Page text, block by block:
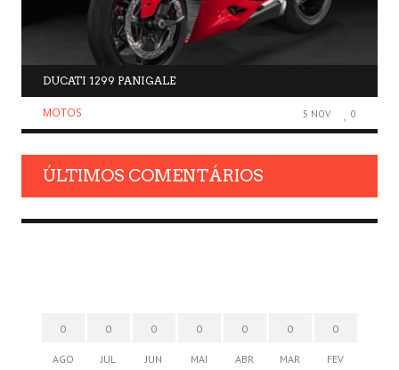
DUCATI 1299 PANIGALE
MOTOS 5 NOV 0
ÚLTIMOS COMENTÁRIOS
0
AGO
0
JUL
0
JUN
0
MAI
0
ABR
0
MAR
0
FEV